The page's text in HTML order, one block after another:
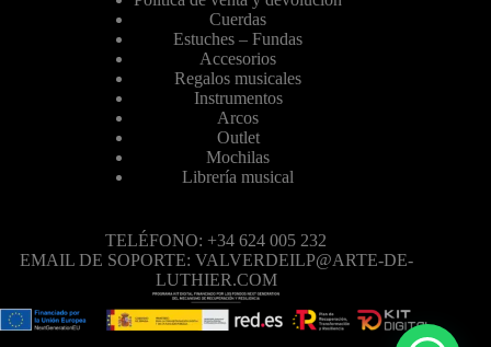
Cuerdas
Estuches – Fundas
Accesorios
Regalos musicales
Instrumentos
Arcos
Outlet
Mochilas
Librería musical
TELÉFONO: +34 624 005 232
EMAIL DE SOPORTE: VALVERDEILP@ARTE-DE-
LUTHIER.COM